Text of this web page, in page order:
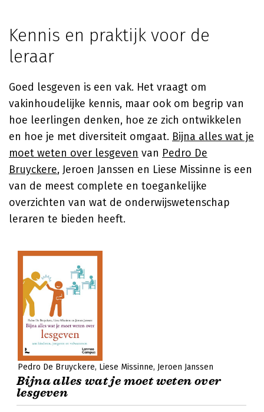
Kennis en praktijk voor de
leraar
Goed lesgeven is een vak. Het vraagt om
vakinhoudelijke kennis, maar ook om begrip van
hoe leerlingen denken, hoe ze zich ontwikkelen
en hoe je met diversiteit omgaat. Bijna alles wat je
moet weten over lesgeven van Pedro De
Bruyckere, Jeroen Janssen en Liese Missinne is een
van de meest complete en toegankelijke
overzichten van wat de onderwijswetenschap
leraren te bieden heeft.
Pedro De Bruyckere Liese Missinne Jeroen Janssen
Bijna alles wat je moet weten over
lesgeven